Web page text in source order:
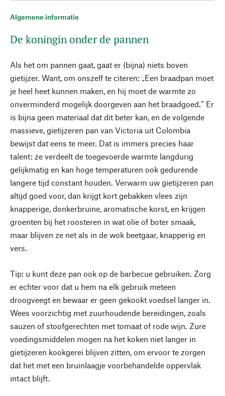
Algemene informatie
De koningin onder de pannen
Als het om pannen gaat, gaat er (bijna) niets boven
gietijzer. Want, om onszelf te citeren: „Een braadpan moet
je heel heet kunnen maken, en hij moet de warmte zo
onverminderd mogelijk doorgeven aan het braadgoed.” Er
is bijna geen materiaal dat dit beter kan, en de volgende
massieve, gietijzeren pan van Victoria uit Colombia
bewijst dat eens te meer. Dat is immers precies haar
talent: ze verdeelt de toegevoerde warmte langdurig
gelijkmatig en kan hoge temperaturen ook gedurende
langere tijd constant houden. Verwarm uw gietijzeren pan
altijd goed voor, dan krijgt kort gebakken vlees zijn
knapperige, donkerbruine, aromatische korst, en krijgen
groenten bij het roosteren in wat olie of boter smaak,
maar blijven ze net als in de wok beetgaar, knapperig en
vers.
Tip: u kunt deze pan ook op de barbecue gebruiken. Zorg
er echter voor dat u hem na elk gebruik meteen
droogveegt en bewaar er geen gekookt voedsel langer in.
Wees voorzichtig met zuurhoudende bereidingen, zoals
sauzen of stoofgerechten met tomaat of rode wijn. Zure
voedingsmiddelen mogen na het koken niet langer in
gietijzeren kookgerei blijven zitten, om ervoor te zorgen
dat het met een bruinlaagje voorbehandelde oppervlak
intact blijft.